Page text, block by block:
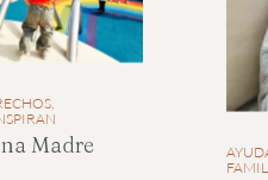
Madre